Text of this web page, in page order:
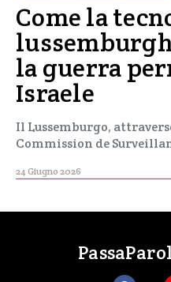
Come la
la guerra
Israele
Il Lussemburgo,
Commission de
24 Giugno 2026